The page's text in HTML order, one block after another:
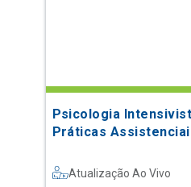
Psicologia
Práticas
Atualização Ao Vivo